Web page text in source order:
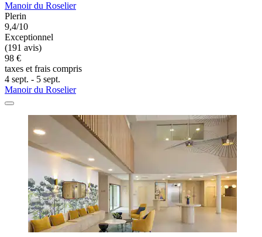
Manoir du Roselier
Plerin
9,4/10
Exceptionnel
(191 avis)
98 €
taxes et frais compris
4 sept. - 5 sept.
Manoir du Roselier